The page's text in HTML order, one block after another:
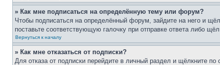
» Как мне подписаться на определённую тему или форум?
Чтобы подписаться на определённый форум, зайдите на него и
поставьте соответствующую галочку при отправке ответа либо
Вернуться к началу
» Как мне отказаться от подписки?
Для отказа от подписки перейдите в личный раздел и щёлкните по